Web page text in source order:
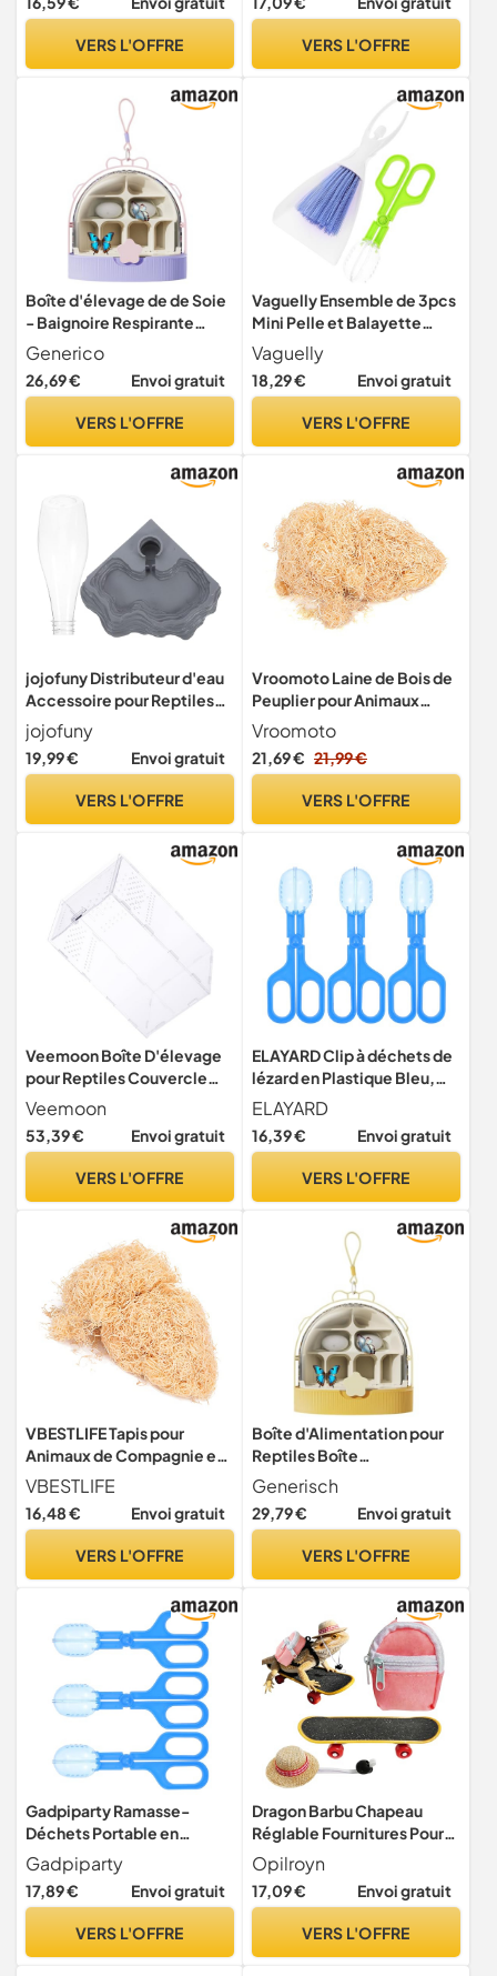
VERS L'OFFRE
Pince à déjections animales
Fournitures pour Reptiles
VERS L'OFFRE
Boîte d'élevage de de Soie
- Baignoire Respirante
Transparente pour Petits
Animaux - Terrarium pour
Reptiles Jeunes projets
Nature
Generico
26,69 € Envoi gratuit
VERS L'OFFRE
Vaguelly Ensemble de 3pcs
Mini Pelle et Balayette
Portable en Abs, Outil de
Nettoyage pour Reptiles,
pour Fourniture pour
Petits Animaux
Vaguelly
18,29 € Envoi gratuit
VERS L'OFFRE
jojofuny Distributeur d'eau
Accessoire pour Reptiles
en Plastique Design Unique
Fontaine Pratique pour
Tortues et Reptiles pour
jojofuny
19,99 € Envoi gratuit
VERS L'OFFRE
Vroomoto Laine de Bois de
Peuplier pour Animaux
Compagnie - Remplissage
Litière en Laine Bois -
Copeaux - Fournitures pour
sans Produits
Vroomoto
21,69 € 21,99 €
VERS L'OFFRE
Veemoon Boîte D'élevage
pour Reptiles Couvercle
Amovible et Facile à
Nettoyer en Acrylique
Transparent pour Terrarium
Veemoon
53,39 € Envoi gratuit
VERS L'OFFRE
ELAYARD Clip à déchets de
lézard en Plastique Bleu,
Lot de 3, Accessoire
Reptile Terrarium léger et
résistant pour Fournitures
ELAYARD
16,39 € Envoi gratuit
VERS L'OFFRE
VBESTLIFE Tapis pour
Animaux de Compagnie en
Laine de Bois de Peuplier,
Odeur de Gaz Naturel, sans
Poussière, Fournitures pour
Maïs et Lézard, Blanc
VBESTLIFE
16,48 € Envoi gratuit
VERS L'OFFRE
Boîte d'Alimentation pour
Reptiles Boîte
d'Observation pour à Soie
Generisch
29,79 € Envoi gratuit
VERS L'OFFRE
Gadpiparty Ramasse-
Déchets Portable en
Plastique Transparent, Lot
De 3 Pinces Légères pour
Toilettes d'animaux,
Accessoires pour Animaux
Gadpiparty
17,89 € Envoi gratuit
VERS L'OFFRE
Dragon Barbu Chapeau
Réglable Fournitures Pour
Reptiles
Opilroyn
17,09 € Envoi gratuit
VERS L'OFFRE